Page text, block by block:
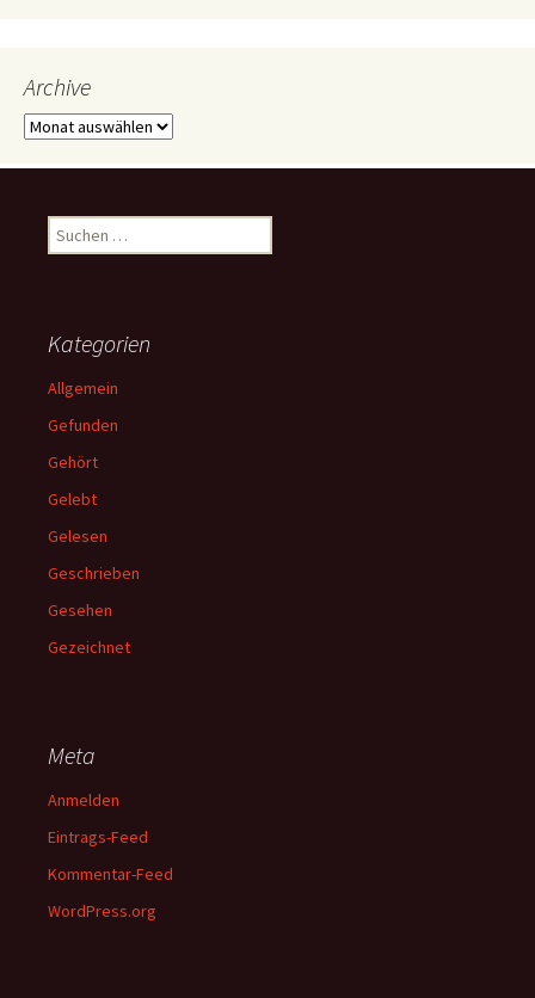
Archive
Archive
Suchen
nach:
Kategorien
Allgemein
Gefunden
Gehört
Gelebt
Gelesen
Geschrieben
Gesehen
Gezeichnet
Meta
Anmelden
Eintrags-Feed
Kommentar-Feed
WordPress.org